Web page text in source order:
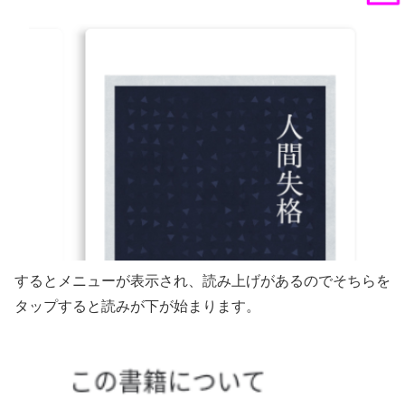
するとメニューが表示され、読み上げがあるのでそちらを
タップすると読みが下が始まります。